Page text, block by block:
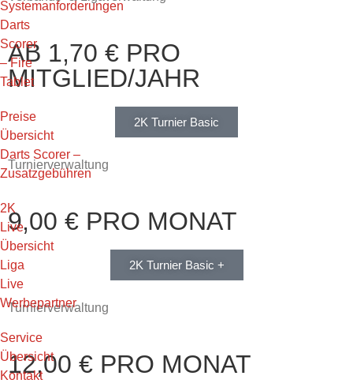
Systemanforderungen
Darts
Scorer
– Fire
Tablet
Preise
Übersicht
Darts Scorer –
Zusatzgebühren
2K
Live
Übersicht
Liga
Live
Werbepartner
Service
Übersicht
Kontakt
AB 1,70 € PRO
MITGLIED/JAHR
2K Turnier Basic
Turnierverwaltung
9,00 € PRO MONAT
2K Turnier Basic +
Turnierverwaltung
12,00 € PRO MONAT